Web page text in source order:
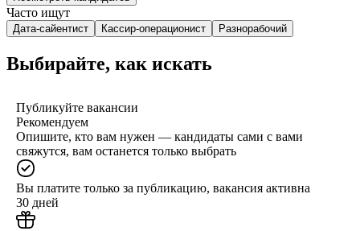
Часто ищут
Дата-сайентист Кассир-операционист Разнорабочий
Выбирайте, как искать
Публикуйте вакансии
Рекомендуем
Опишите, кто вам нужен — кандидаты сами с вами
свяжутся, вам останется только выбрать
Вы платите только за публикацию, вакансия активна
30 дней